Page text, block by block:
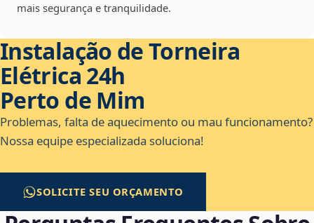
mais segurança e tranquilidade.
Instalação de Torneira
Elétrica 24h
Perto de Mim
Problemas, falta de aquecimento ou mau funcionamento?
Nossa equipe especializada soluciona!
SOLICITE SEU ORÇAMENTO